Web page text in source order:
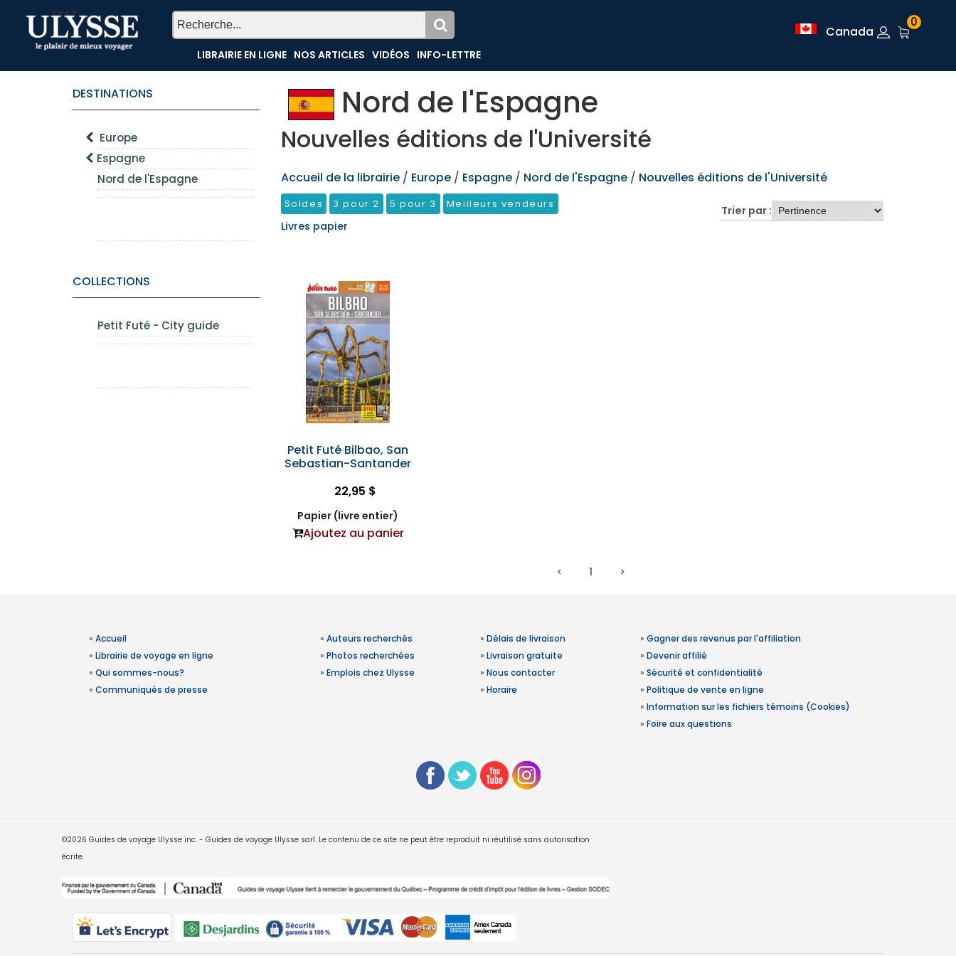
TEST
LIBRAIRIE EN LIGNE NOS ARTICLES VIDÉOS INFO-LETTRE
Canada
0
DESTINATIONS
Europe
Espagne
Nord de l'Espagne
COLLECTIONS
Petit Futé - City guide
Nord de l'Espagne
Nouvelles éditions de l'Université
Accueil de la librairie / Europe / Espagne / Nord de l'Espagne / Nouvelles éditions de l'Université
Soldes 3 pour 2 5 pour 3 Meilleurs vendeurs
Livres papier
Trier par :
Petit Futé Bilbao, San
Sebastian-Santander
22,95 $
Papier (livre entier)
Ajoutez au panier
1
» Accueil
» Librairie de voyage en ligne
» Qui sommes-nous?
» Communiqués de presse
» Auteurs recherchés
» Photos recherchées
» Emplois chez Ulysse
» Délais de livraison
» Livraison gratuite
» Nous contacter
» Horaire
» Gagner des revenus par l'affiliation
» Devenir affilié
» Sécurité et confidentialité
» Politique de vente en ligne
» Information sur les fichiers témoins (Cookies)
» Foire aux questions
©2026 Guides de voyage Ulysse inc. - Guides de voyage Ulysse sarl. Le contenu de ce site ne peut être reproduit ni réutilisé sans autorisation
écrite.